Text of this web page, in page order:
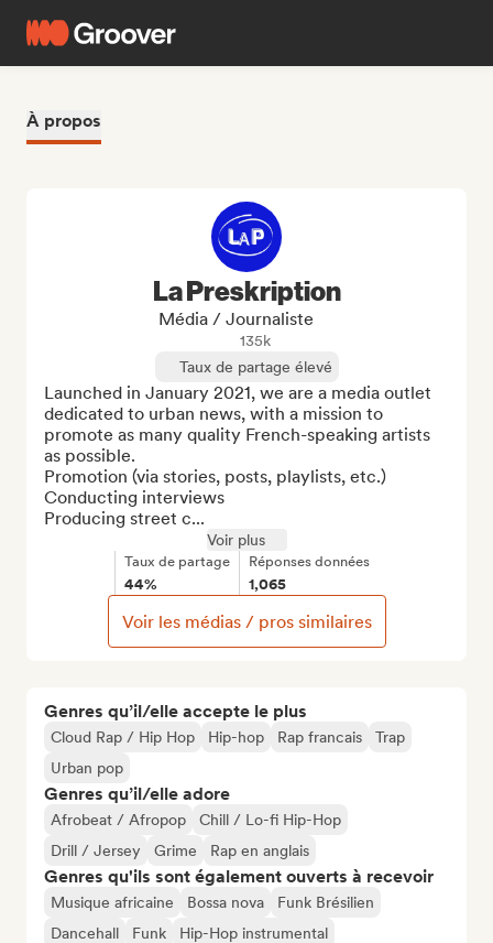
À propos
Genres qu’il/elle accepte le plus
Cloud Rap / Hip Hop Hip-hop Rap francais
Trap
Urban pop
Genres qu’il/elle adore
Afrobeat / Afropop
Chill / Lo-fi Hip-Hop
Drill / Jersey
Grime Rap en anglais
Genres qu'ils sont également ouverts à recevoir
Musique africaine Bossa nova
Funk Brésilien
Dancehall
Funk
Hip-Hop instrumental
La Preskription
Média / Journaliste
135k
Taux de partage élevé
Launched in January 2021, we are a media outlet
dedicated to urban news, with a mission to
promote as many quality French-speaking artists
as possible.
Promotion (via stories, posts, playlists, etc.)
Conducting interviews
Producing street c...
Voir plus
Taux de partage
44%
Réponses données
1,065
Voir les médias / pros similaires